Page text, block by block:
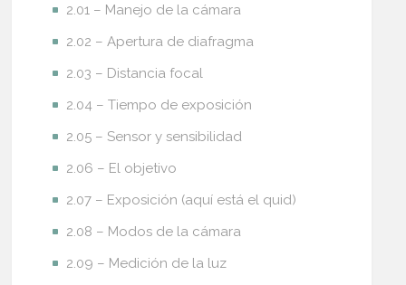
2.01 – Manejo de la cámara
2.02 – Apertura de diafragma
2.03 – Distancia focal
2.04 – Tiempo de exposición
2.05 – Sensor y sensibilidad
2.06 – El objetivo
2.07 – Exposición (aquí está el quid)
2.08 – Modos de la cámara
2.09 – Medición de la luz